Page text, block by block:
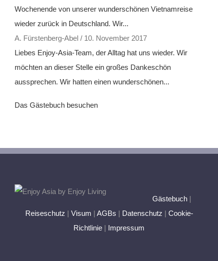
Wochenende von unserer wunderschönen Vietnamreise
wieder zurück in Deutschland. Wir...
A. Fürstenberg-Abel / 10. November 2017
Liebes Enjoy-Asia-Team, der Alltag hat uns wieder. Wir
möchten an dieser Stelle ein großes Dankeschön
aussprechen. Wir hatten einen wunderschönen...
Das Gästebuch besuchen
Gästebuch |
Reiseschutz | Visum | AGBs | Datenschutz | Cookie-
Richtlinie | Impressum